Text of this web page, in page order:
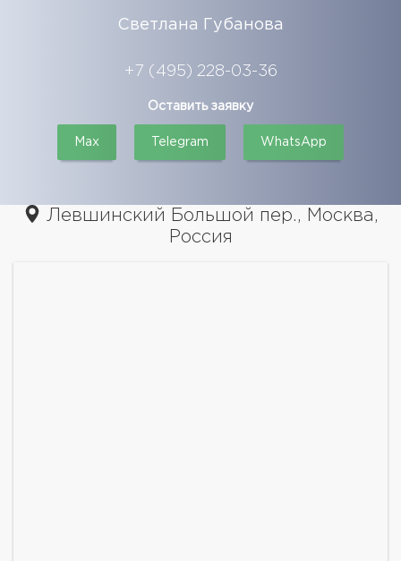
Светлана Губанова
+7 (495) 228-03-36
Оставить заявку
Max Telegram WhatsApp
Левшинский Большой пер., Москва,
Россия